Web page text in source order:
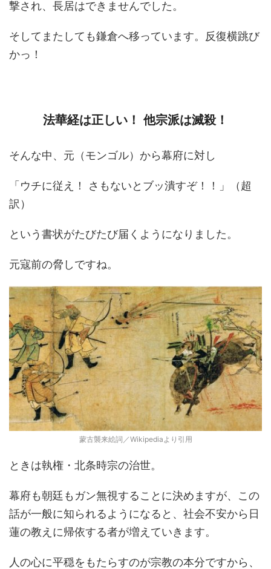
撃され、長居はできませんでした。
そしてまたしても鎌倉へ移っています。反復横跳び
かっ！
法華経は正しい！ 他宗派は滅殺！
そんな中、元（モンゴル）から幕府に対し
「ウチに従え！ さもないとブッ潰すぞ！！」（超
訳）
という書状がたびたび届くようになりました。
元寇前の脅しですね。
蒙古襲来絵詞／Wikipediaより引用
ときは執権・北条時宗の治世。
幕府も朝廷もガン無視することに決めますが、この
話が一般に知られるようになると、社会不安から日
蓮の教えに帰依する者が増えていきます。
人の心に平穏をもたらすのが宗教の本分ですから、